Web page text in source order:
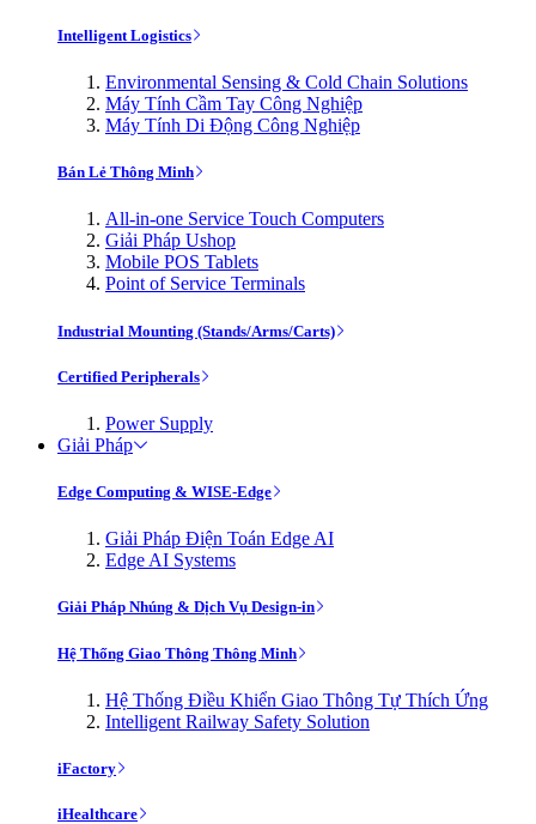
Intelligent Logistics
Environmental Sensing & Cold Chain Solutions
Máy Tính Cầm Tay Công Nghiệp
Máy Tính Di Động Công Nghiệp
Bán Lẻ Thông Minh
All-in-one Service Touch Computers
Giải Pháp Ushop
Mobile POS Tablets
Point of Service Terminals
Industrial Mounting (Stands/Arms/Carts)
Certified Peripherals
Power Supply
Giải Pháp
Edge Computing & WISE-Edge
Giải Pháp Điện Toán Edge AI
Edge AI Systems
Giải Pháp Nhúng & Dịch Vụ Design-in
Hệ Thống Giao Thông Thông Minh
Hệ Thống Điều Khiển Giao Thông Tự Thích Ứng
Intelligent Railway Safety Solution
iFactory
iHealthcare